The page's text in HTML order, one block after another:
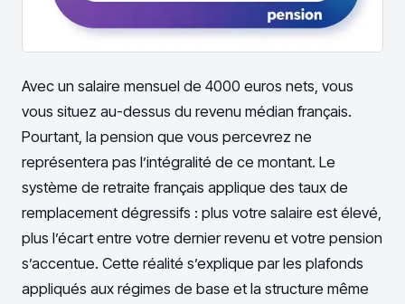
Avec un salaire mensuel de 4000 euros nets, vous
vous situez au-dessus du revenu médian français.
Pourtant, la pension que vous percevrez ne
représentera pas l’intégralité de ce montant. Le
système de retraite français applique des taux de
remplacement dégressifs : plus votre salaire est élevé,
plus l’écart entre votre dernier revenu et votre pension
s’accentue. Cette réalité s’explique par les plafonds
appliqués aux régimes de base et la structure même